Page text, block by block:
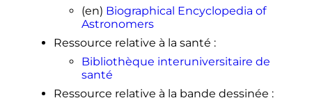
(en) Biographical Encyclopedia of
Astronomers
Ressource relative à la santé :
Bibliothèque interuniversitaire de
santé
Ressource relative à la bande dessinée :